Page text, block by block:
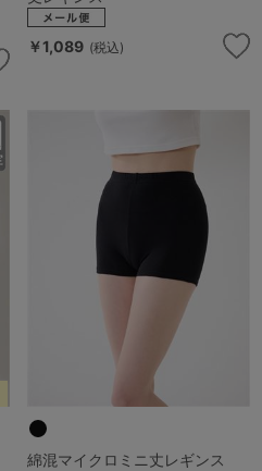
C80 C85
D80
E80
1,000～1,999円
3,000～3,999円
3足￥1,188靴下
￥1,089 (税込)
綿混マイクロミニ丈レギンス